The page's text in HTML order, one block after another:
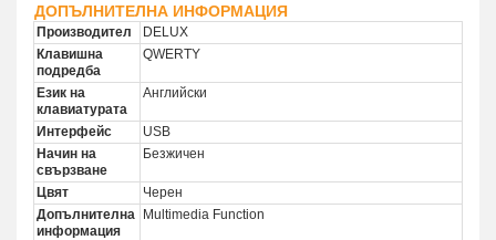
ДОПЪЛНИТЕЛНА ИНФОРМАЦИЯ
Производител
DELUX
Клавишна
подредба
QWERTY
Език на
клавиатурата
Английски
Интерфейс
USB
Начин на
свързване
Безжичен
Цвят
Черен
Допълнителна
информация
Multimedia Function